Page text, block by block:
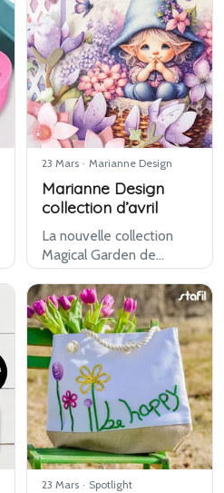
silicone détaillés et de
tampons, développés en
collaboration avec Andy
Skinner. …
23 Mars · Marianne Design
Marianne Design
collection d’avril
La nouvelle collection
Magical Garden de
Marianne Design sera
disponible chez Kippers à
partir du 26 mars. Une
gamme féerique aux
couleurs printanières
fraîches, avec de
nouveau…
23 Mars · Spotlight